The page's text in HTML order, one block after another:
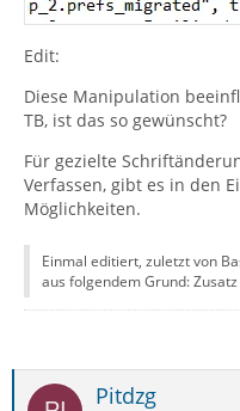
Edit:
Diese Manipulation
TB, ist das so gewünscht?
Für gezielte
Verfassen, gibt es in den
Möglichkeiten.
Einmal editiert, zuletzt von
aus folgendem Grund: Zusatz
Pitdzg